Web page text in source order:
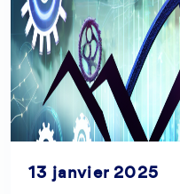
13 janvier 2025